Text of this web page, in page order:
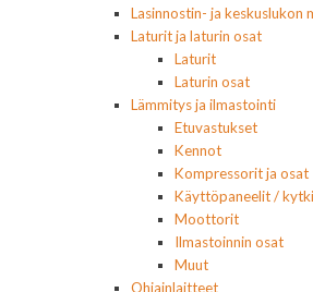
Lasinnostin- ja keskuslukon
Laturit ja laturin osat
Laturit
Laturin osat
Lämmitys ja ilmastointi
Etuvastukset
Kennot
Kompressorit ja osat
Käyttöpaneelit /
Moottorit
Ilmastoinnin osat
Muut
Ohjainlaitteet